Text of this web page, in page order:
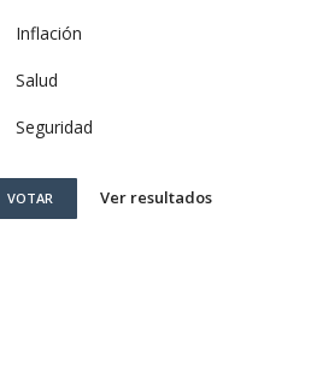
Inflación
Salud
Seguridad
VOTAR Ver resultados